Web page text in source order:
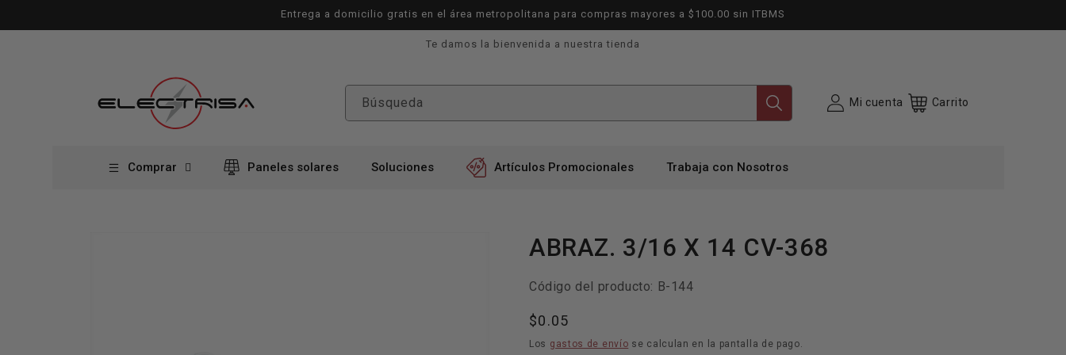
al contenido
Entrega a domicilio gratis en el área metropolitana para compras mayores a $100.00 sin ITBMS
Te damos la bienvenida a nuestra tienda
Búsqueda Mi cuenta Carrito
Comprar Paneles solares Soluciones Artículos Promocionales Trabaja con Nosotros
ABRAZ. 3/16 X 14 CV-368
Código del producto: SKU:
B-144
Precio
habitual
$0.05
Los gastos de envío se calculan en la pantalla de pago.